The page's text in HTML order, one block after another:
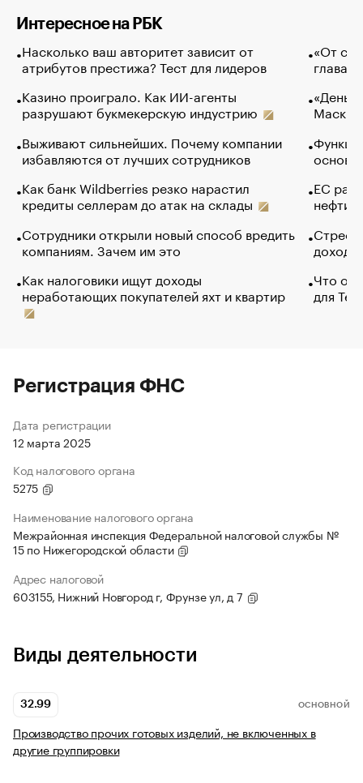
Интересное на РБК
Насколько ваш авторитет зависит от
атрибутов престижа? Тест для лидеров
Казино проиграло. Как ИИ-агенты
разрушают букмекерскую индустрию
Выживают сильнейших. Почему компании
избавляются от лучших сотрудников
Как банк Wildberries резко нарастил
кредиты селлерам до атак на склады
Сотрудники открыли новый способ вредить
компаниям. Зачем им это
Как налоговики ищут доходы
неработающих покупателей яхт и квартир
«От
глава
Маск в
основ
ЕС
нефти
Что
для
Регистрация ФНС
Дата регистрации
12 марта 2025
Код налогового органа
5275
Наименование налогового органа
Межрайонная инспекция Федеральной налоговой службы №
15 по Нижегородской области
Адрес налоговой
603155, Нижний Новгород г, Фрунзе ул, д 7
Виды деятельности
32.99 ОСНОВНОЙ
Производство прочих готовых изделий, не включенных в
другие группировки